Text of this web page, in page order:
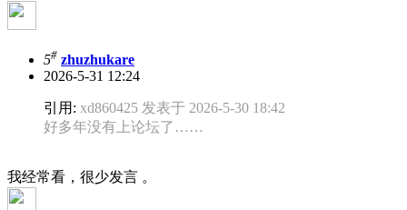
5# zhuzhukare
2026-5-31 12:24
引用: xd860425 发表于 2026-5-30 18:42
好多年没有上论坛了……
我经常看，很少发言 。